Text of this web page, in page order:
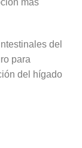
del
para
del hígado